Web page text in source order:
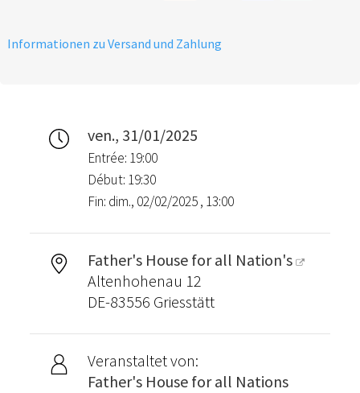
Informationen zu Versand und Zahlung
ven., 31/01/2025
Entrée: 19:00
Début: 19:30
Fin: dim., 02/02/2025 , 13:00
Father's House for all Nation's
Altenhohenau 12
DE-83556 Griesstätt
Veranstaltet von:
Father's House for all Nations